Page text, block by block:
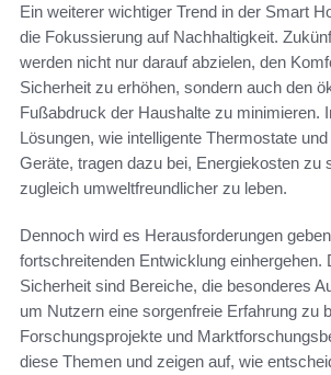
Ein weiterer wichtiger Trend in der Smart
die Fokussierung auf Nachhaltigkeit.
werden nicht nur darauf abzielen, den
Sicherheit zu erhöhen, sondern auch den
Fußabdruck der Haushalte zu minimieren.
Lösungen, wie intelligente Thermostate
Geräte, tragen dazu bei, Energiekosten zu
zugleich umweltfreundlicher zu leben.
Dennoch wird es Herausforderungen
fortschreitenden Entwicklung einhergehen.
Sicherheit sind Bereiche, die besonderes
um Nutzern eine sorgenfreie Erfahrung zu
Forschungsprojekte und
diese Themen und zeigen auf, wie